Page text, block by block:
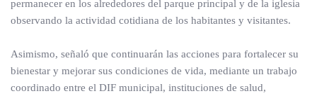
permanecer en los alrededores del parque principal y de la iglesia
observando la actividad cotidiana de los habitantes y visitantes.
Asimismo, señaló que continuarán las acciones para fortalecer su
bienestar y mejorar sus condiciones de vida, mediante un trabajo
coordinado entre el DIF municipal, instituciones de salud,